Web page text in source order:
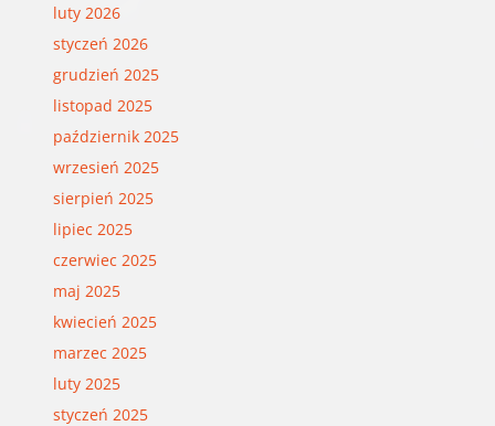
luty 2026
styczeń 2026
grudzień 2025
listopad 2025
październik 2025
wrzesień 2025
sierpień 2025
lipiec 2025
czerwiec 2025
maj 2025
kwiecień 2025
marzec 2025
luty 2025
styczeń 2025